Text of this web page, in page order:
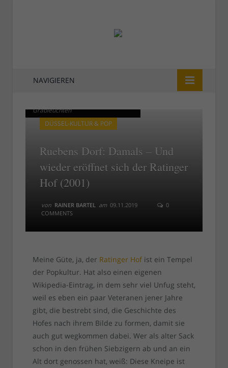
NAVIGIEREN
Grableuchten
DÜSSEL-KULTUR & POP
Ruebens Dorf: Damals – Und
wieder eröffnet sich der Ratinger
Hof (2001)
von RAINER BARTEL am 09.11.2019
0
COMMENTS
Grableuchten
Meine Güte, ja, der Ratinger Hofist ein Tempel
der Popkultur. Hat also einen eigenen
Wikipedia-Eintrag, in dem sehr viel Unfug steht,
weil es eben ein paar Veteranen jener Jahre
gibt, die bestrebt sind, die Geschichte des
Hofes nach ihrem Bilde zu formen, damit sie
auch gut wegkommen dabei. Wer als alter Sack
schon in den frühen Siebzigern ab und an ein
Alt dort genossen hat, weiß: Diese Kneipe ist